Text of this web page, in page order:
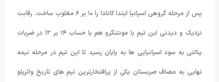
پس از مرحله گروهی اسپانیا ابتدا کانادا را ۱۰ بر ۶ مغلوب ساخت. رقابت
نزدیک و دیدنی این تیم با مونتنگرو هم با حساب ۱۴ بر ۱۲ در ضربات
پنالتی به سود اسپانیایی ها به پایان رسید تا این تیم در مرحله نیمه
نهایی به مصاف صربستان یکی از پرافتخارترین تیم های تاریخ واترپلو